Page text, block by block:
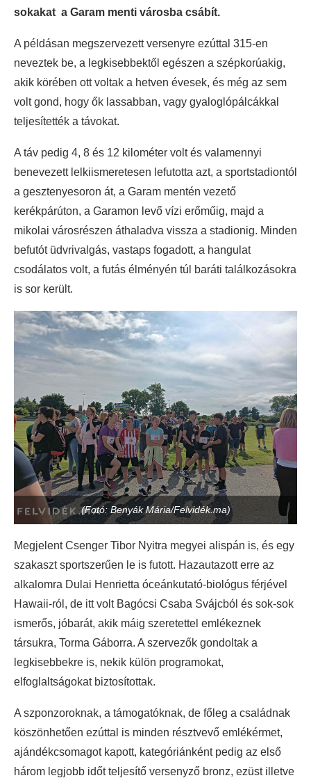
sokakat a Garam menti városba csábít.
A példásan megszervezett versenyre ezúttal 315-en
neveztek be, a legkisebbektől egészen a szépkorúakig,
akik körében ott voltak a hetven évesek, és még az sem
volt gond, hogy ők lassabban, vagy gyaloglópálcákkal
teljesítették a távokat.
A táv pedig 4, 8 és 12 kilométer volt és valamennyi
benevezett lelkiismeretesen lefutotta azt, a sportstadiontól
a gesztenyesoron át, a Garam mentén vezető
kerékpárúton, a Garamon levő vízi erőműig, majd a
mikolai városrészen áthaladva vissza a stadionig. Minden
befutót üdvrivalgás, vastaps fogadott, a hangulat
csodálatos volt, a futás élményén túl baráti találkozásokra
is sor került.
(Fotó: Benyák Mária/Felvidék.ma)
Megjelent Csenger Tibor Nyitra megyei alispán is, és egy
szakaszt sportszerűen le is futott. Hazautazott erre az
alkalomra Dulai Henrietta óceánkutató-biológus férjével
Hawaii-ról, de itt volt Bagócsi Csaba Svájcból és sok-sok
ismerős, jóbarát, akik máig szeretettel emlékeznek
társukra, Torma Gáborra. A szervezők gondoltak a
legkisebbekre is, nekik külön programokat,
elfoglaltságokat biztosítottak.
A szponzoroknak, a támogatóknak, de főleg a családnak
köszönhetően ezúttal is minden résztvevő emlékérmet,
ajándékcsomagot kapott, kategóriánként pedig az első
három legjobb időt teljesítő versenyző bronz, ezüst illetve